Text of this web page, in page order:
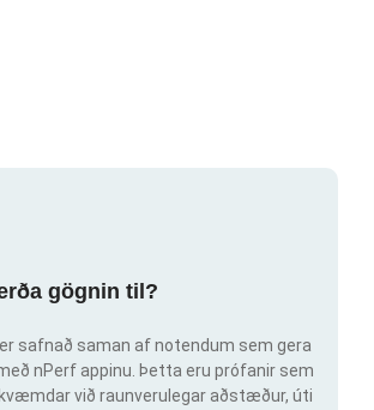
gögnin til?
safnað saman af notendum sem gera
nPerf appinu. Þetta eru prófanir sem
við raunverulegar aðstæður, úti